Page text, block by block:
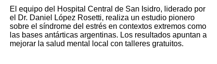
El equipo del Hospital Central de San Isidro, liderado por
el Dr. Daniel López Rosetti, realiza un estudio pionero
sobre el síndrome del estrés en contextos extremos como
las bases antárticas argentinas. Los resultados apuntan a
mejorar la salud mental local con talleres gratuitos.